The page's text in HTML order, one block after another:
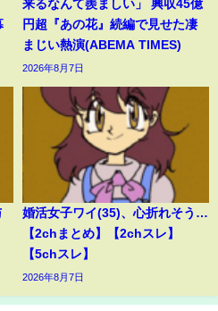
来るなんて羨ましい」 興収45億
円超『あの花』続編で見せた凄
まじい熱演(ABEMA TIMES)
2026年8月7日
婚活女子ワイ(35)、心折れそう…
【2chまとめ】【2chスレ】
【5chスレ】
2026年8月7日